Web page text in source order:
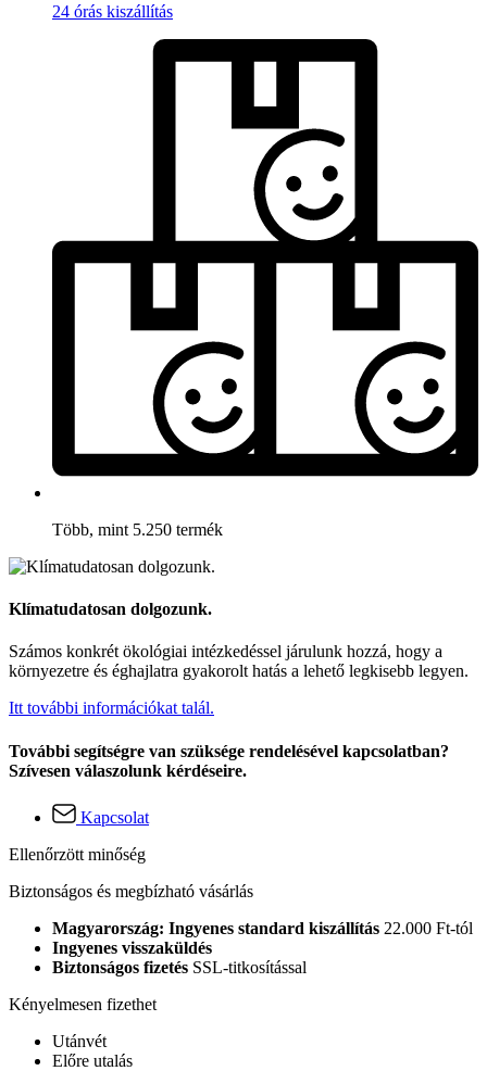
24 órás kiszállítás
Több, mint 5.250 termék
Klímatudatosan dolgozunk.
Számos konkrét ökológiai intézkedéssel járulunk hozzá, hogy a
környezetre és éghajlatra gyakorolt hatás a lehető legkisebb legyen.
Itt további információkat talál.
További segítségre van szüksége rendelésével kapcsolatban?
Szívesen válaszolunk kérdéseire.
Kapcsolat
Ellenőrzött minőség
Biztonságos és megbízható vásárlás
Magyarország: Ingyenes standard kiszállítás 22.000 Ft-tól
Ingyenes visszaküldés
Biztonságos fizetés SSL-titkosítással
Kényelmesen fizethet
Utánvét
Előre utalás